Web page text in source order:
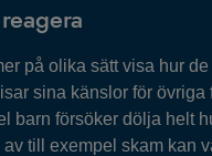
på olika sätt visa hur de
sina känslor för övriga
barn försöker dölja helt
till exempel skam kan